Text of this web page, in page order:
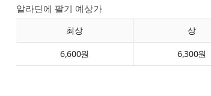
알라딘에 팔기 예상가
최상 상
6,600원 6,300원